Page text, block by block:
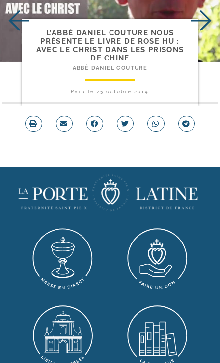
L’ABBÉ DANIEL COUTURE NOUS
PRÉSENTE LE LIVRE DE ROSE HU :
AVEC LE CHRIST DANS LES PRISONS
DE CHINE
ABBÉ DANIEL COUTURE
Paru le25 octobre 2014